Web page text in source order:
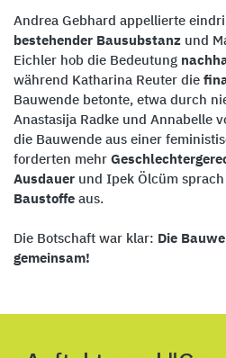
Andrea Gebhard appellierte
bestehender Bausubstanz und
Eichler hob die Bedeutung
während Katharina Reuter die
Bauwende betonte, etwa durch
Anastasija Radke und Annabelle
die Bauwende aus einer
forderten mehr
Ausdauer und Ipek Ölcüm
Baustoffe aus.
Die Botschaft war klar: Die
gemeinsam!